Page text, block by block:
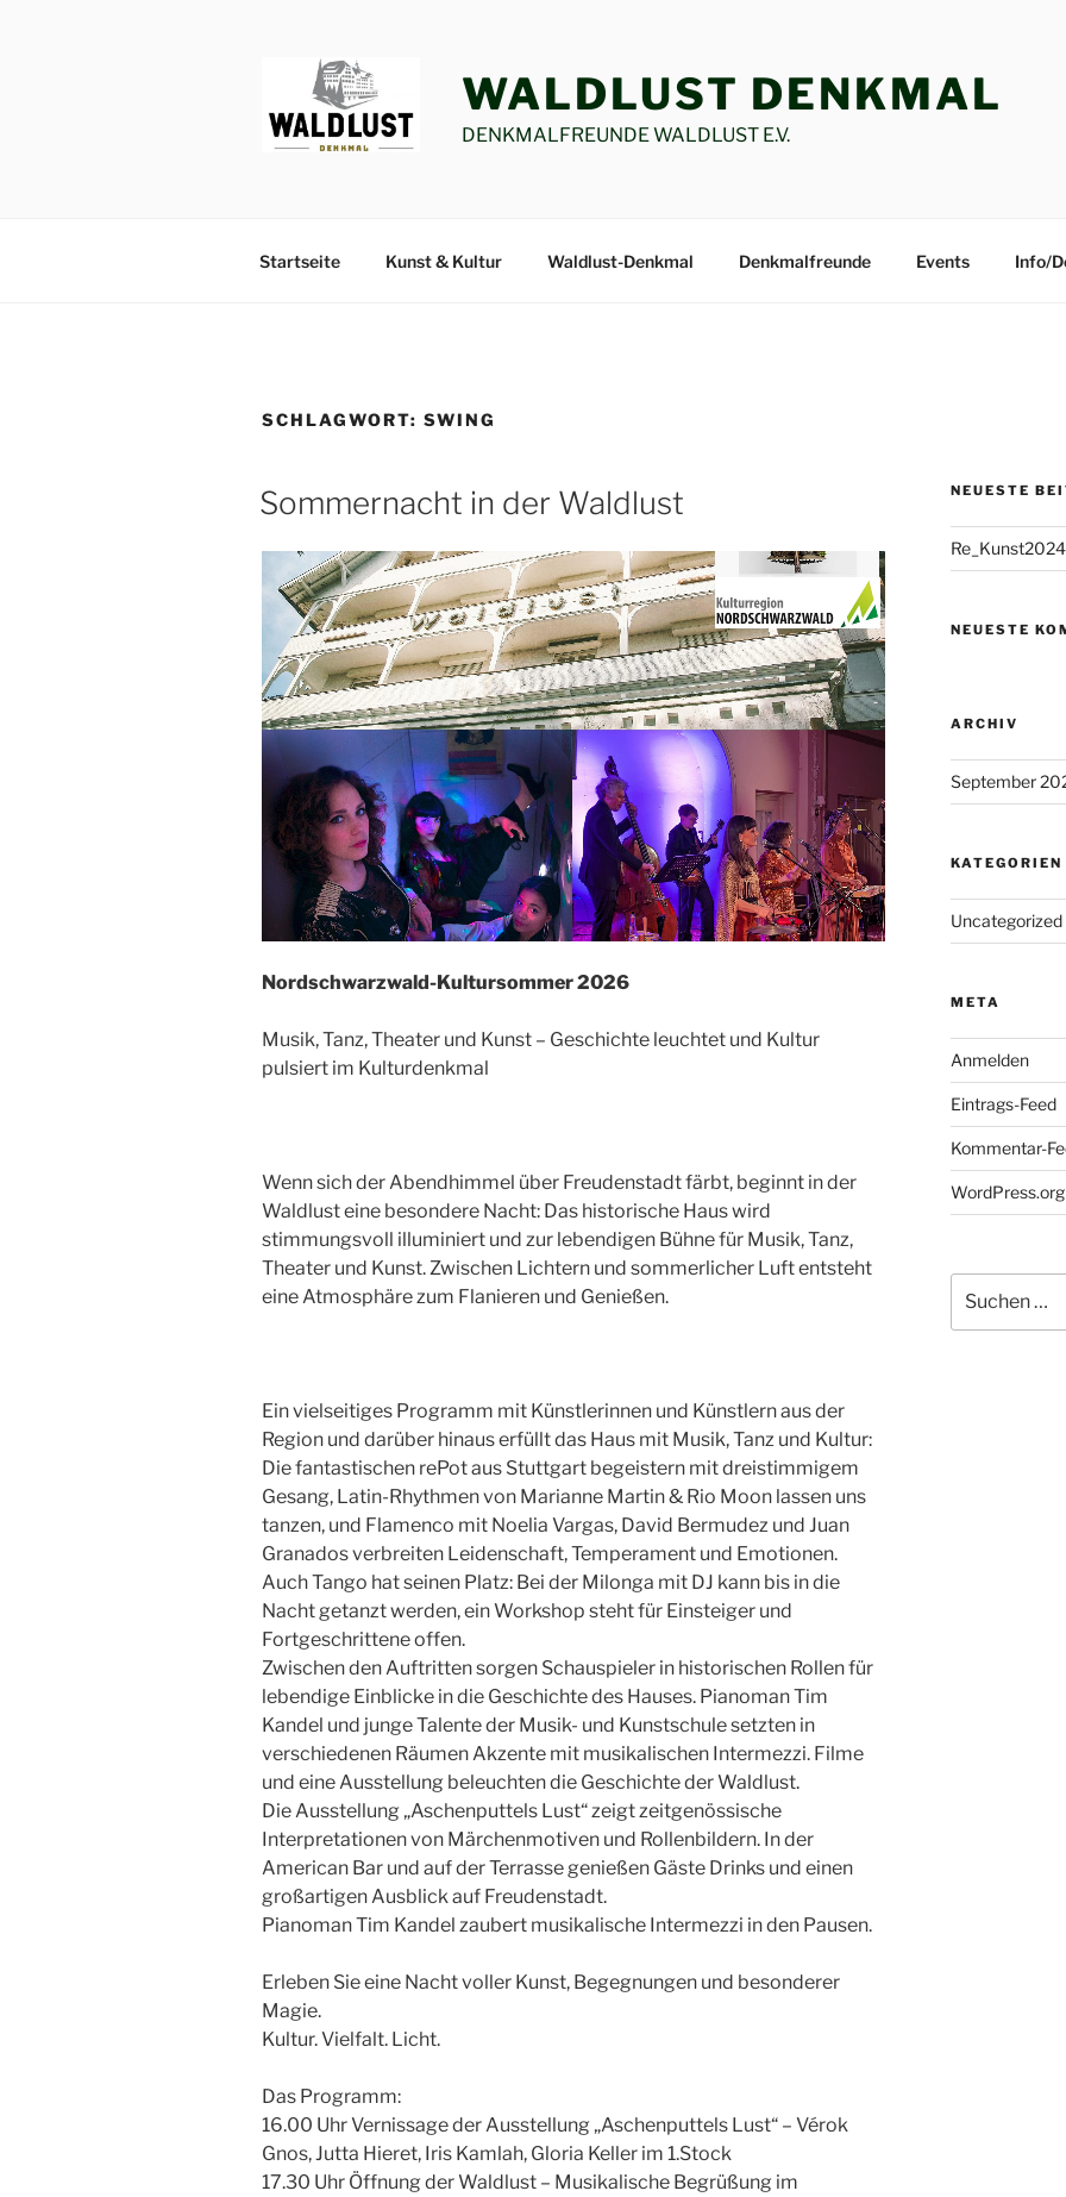
WALDLUST DENKMAL
DENKMALFREUNDE WALDLUST E.V.
Startseite Kunst & Kultur Waldlust-Denkmal Denkmalfreunde Events Info/
SCHLAGWORT: SWING
Sommernacht in der Waldlust
Nordschwarzwald-Kultursommer 2026
Musik, Tanz, Theater und Kunst – Geschichte leuchtet und Kultur
pulsiert im Kulturdenkmal
Wenn sich der Abendhimmel über Freudenstadt färbt, beginnt in der
Waldlust eine besondere Nacht: Das historische Haus wird
stimmungsvoll illuminiert und zur lebendigen Bühne für Musik, Tanz,
Theater und Kunst. Zwischen Lichtern und sommerlicher Luft entsteht
eine Atmosphäre zum Flanieren und Genießen.
Ein vielseitiges Programm mit Künstlerinnen und Künstlern aus der
Region und darüber hinaus erfüllt das Haus mit Musik, Tanz und Kultur:
Die fantastischen rePot aus Stuttgart begeistern mit dreistimmigem
Gesang, Latin-Rhythmen von Marianne Martin & Rio Moon lassen uns
tanzen, und Flamenco mit Noelia Vargas, David Bermudez und Juan
Granados verbreiten Leidenschaft, Temperament und Emotionen.
Auch Tango hat seinen Platz: Bei der Milonga mit DJ kann bis in die
Nacht getanzt werden, ein Workshop steht für Einsteiger und
Fortgeschrittene offen.
Zwischen den Auftritten sorgen Schauspieler in historischen Rollen für
lebendige Einblicke in die Geschichte des Hauses. Pianoman Tim
Kandel und junge Talente der Musik- und Kunstschule setzten in
verschiedenen Räumen Akzente mit musikalischen Intermezzi. Filme
und eine Ausstellung beleuchten die Geschichte der Waldlust.
Die Ausstellung „Aschenputtels Lust“ zeigt zeitgenössische
Interpretationen von Märchenmotiven und Rollenbildern. In der
American Bar und auf der Terrasse genießen Gäste Drinks und einen
großartigen Ausblick auf Freudenstadt.
Pianoman Tim Kandel zaubert musikalische Intermezzi in den Pausen.
Erleben Sie eine Nacht voller Kunst, Begegnungen und besonderer
Magie.
Kultur. Vielfalt. Licht.
Das Programm:
16.00 Uhr Vernissage der Ausstellung „Aschenputtels Lust“ – Vérok
Gnos, Jutta Hieret, Iris Kamlah, Gloria Keller im 1.Stock
17.30 Uhr Öffnung der Waldlust – Musikalische Begrüßung im
NEUESTE
NEUESTE
ARCHIV
September
KATEGORIEN
Uncategorized
META
Anmelden
Eintrags-Feed
Kommentar-
WordPress.org
nach: